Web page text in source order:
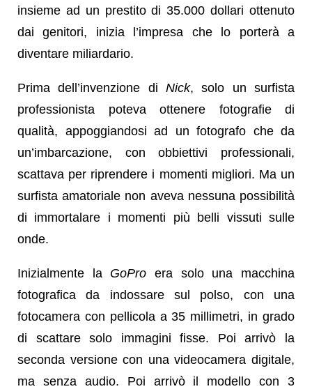
insieme ad un prestito di 35.000 dollari ottenuto
dai genitori, inizia l’impresa che lo porterà a
diventare miliardario.
Prima dell’invenzione di Nick, solo un surfista
professionista poteva ottenere fotografie di
qualità, appoggiandosi ad un fotografo che da
un’imbarcazione, con obbiettivi professionali,
scattava per riprendere i momenti migliori. Ma un
surfista amatoriale non aveva nessuna possibilità
di immortalare i momenti più belli vissuti sulle
onde.
Inizialmente la GoPro
era solo una macchina
fotografica da indossare sul polso, con una
fotocamera con pellicola a 35 millimetri, in grado
di scattare solo immagini fisse. Poi arrivò la
seconda versione con una videocamera digitale,
ma senza audio. Poi arrivò il modello con 3